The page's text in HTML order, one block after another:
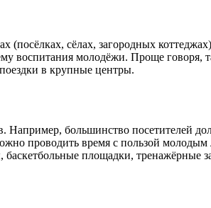
сёлах, загородных
молодёжи. Проще говоря,
в крупные центры.
большинство посетителей
проводить время с пользой
площадки, тренажёрные